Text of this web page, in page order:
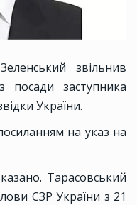
звільнив
посади заступника
України.
на указ на
Тарасовський
СЗР України з 21